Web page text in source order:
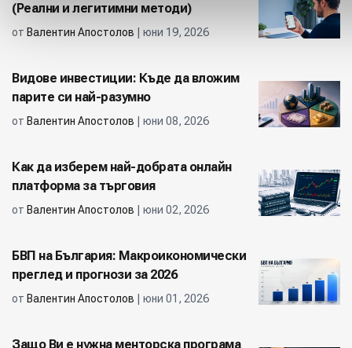
(Реални и легитимни методи)
от Валентин Апостолов | юни 19, 2026
Видове инвестиции: Къде да вложим
парите си най-разумно
от Валентин Апостолов | юни 08, 2026
Как да изберем най-добрата онлайн
платформа за търговия
от Валентин Апостолов | юни 02, 2026
БВП на България: Макроикономически
преглед и прогнози за 2026
от Валентин Апостолов | юни 01, 2026
Защо Ви е нужна менторска програма